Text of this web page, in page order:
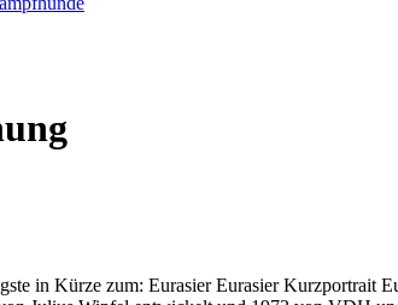
in Kürze zum: Eurasier Eurasier Kurzportrait